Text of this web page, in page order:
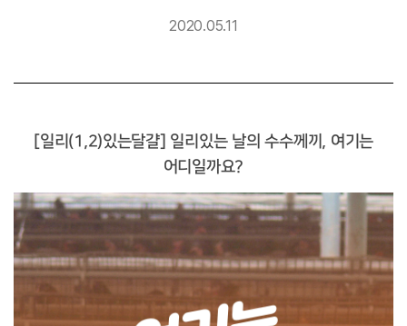
2020.05.11
[일리(1,2)있는달걀] 일리있는 날의 수수께끼, 여기는
어디일까요?